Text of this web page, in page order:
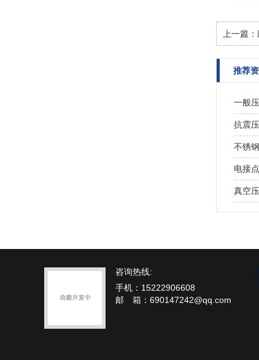
上一篇：
推荐
一般
抗震
不锈
电接
真空
咨询热线:
手机：15222906608
邮 箱：690147242@qq.com